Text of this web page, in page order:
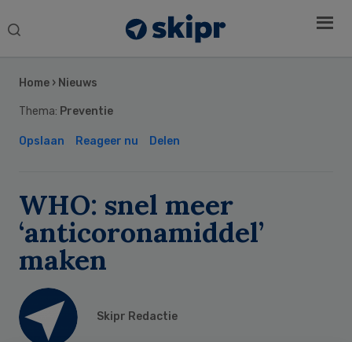
Search
Home › Nieuws
Thema: Preventie
Opslaan Reageer nu Delen
WHO: snel meer
‘anticoronamiddel’
maken
Skipr Redactie
Sidebar